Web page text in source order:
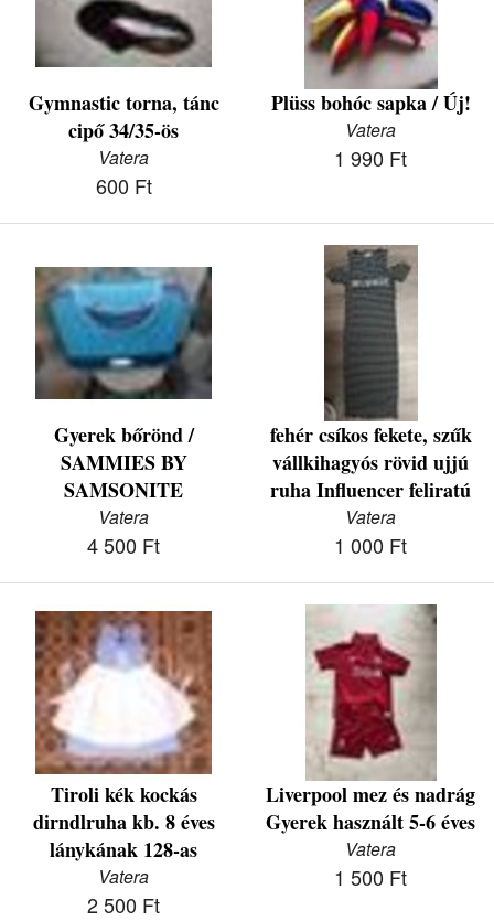
Gymnastic torna, tánc
cipő 34/35-ös
Vatera
600 Ft
Plüss bohóc sapka / Új!
Vatera
1 990 Ft
Gyerek bőrönd /
SAMMIES BY
SAMSONITE
Vatera
4 500 Ft
fehér csíkos fekete, szűk
vállkihagyós rövid ujjú
ruha Influencer feliratú
Vatera
1 000 Ft
Tiroli kék kockás
dirndlruha kb. 8 éves
lánykának 128-as
Vatera
2 500 Ft
Liverpool mez és nadrág
Gyerek használt 5-6 éves
Vatera
1 500 Ft